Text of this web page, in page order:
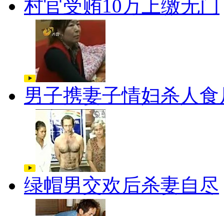
村官受贿10万上缴无门
男子携妻子情妇杀人食
绿帽男交欢后杀妻自尽